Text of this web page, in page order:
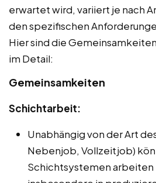
erwartet wird, variiert je nach
den spezifischen
Hier sind die
im Detail:
Gemeinsamkeiten
Schichtarbeit:
Unabhängig von der Art
Nebenjob, Vollzeitjob)
Schichtsystemen arbeiten